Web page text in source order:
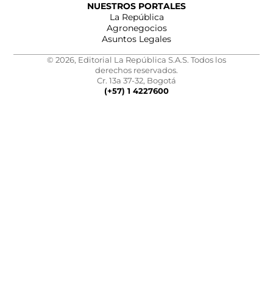
NUESTROS PORTALES
La República
Agronegocios
Asuntos Legales
© 2026, Editorial La República S.A.S. Todos los
derechos reservados.
Cr. 13a 37-32, Bogotá
(+57) 1 4227600